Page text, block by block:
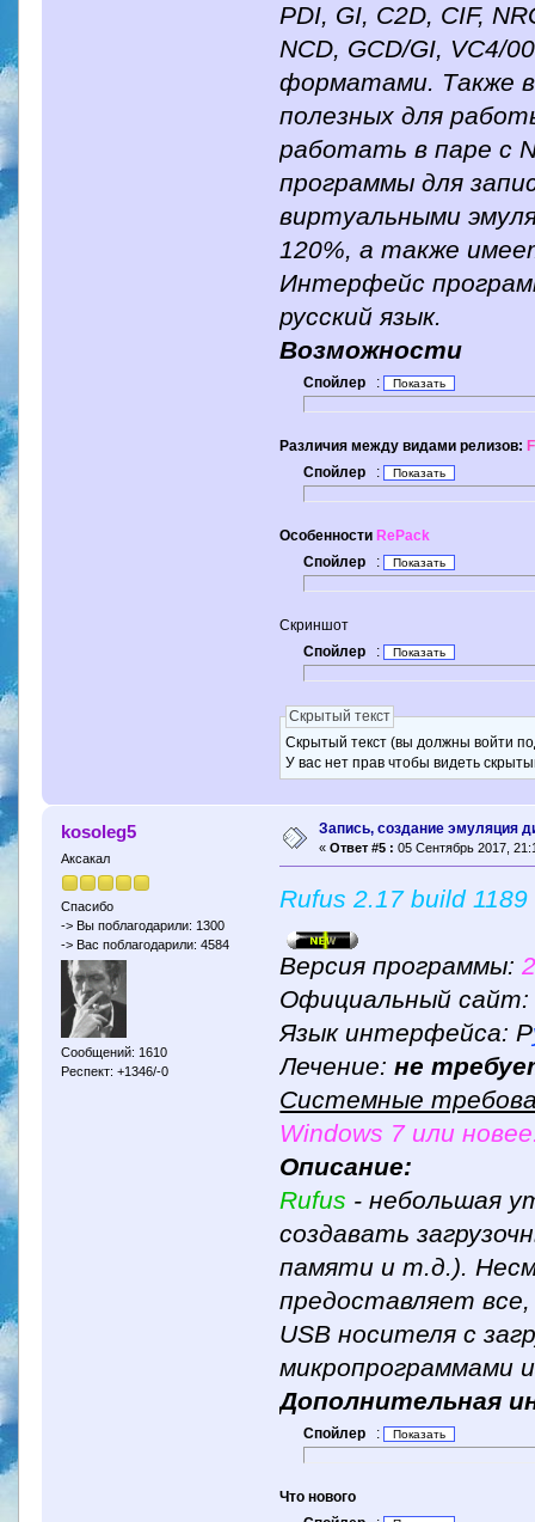
PDI, GI, C2D, CIF,
NCD, GCD/GI, VC4/
форматами. Также
полезных для
работать в паре с
программы для
виртуальными
120%, а также
Интерфейс
русский язык.
Возможности
Спойлер :
Различия между видами релизов:
Спойлер
:
Особенности RePack
Спойлер
:
Скриншот
Спойлер
:
Скрытый текст
Скрытый текст (вы должны войти
У вас нет прав чтобы видеть
kosoleg5
Аксакал
Спасибо
-> Вы поблагодарили: 1300
-> Вас поблагодарили: 4584
Сообщений: 1610
Респект: +1346/-0
Запись, создание эмуляция
« Ответ #5 : 05 Сентябрь 2017,
Rufus 2.17 build
Версия программы:
Официальный
Язык интерфейса: Р
Лечение:не
Системные
Windows 7 или
Описание:
Rufus - небольшая
создавать
памяти и т.д.).
предоставляет
USB носителя с
микропрограммами
Дополнительная
Спойлер :
Что нового